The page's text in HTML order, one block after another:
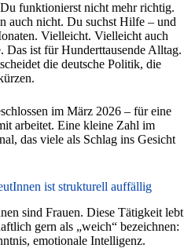
funktionierst nicht mehr richtig.
auch nicht. Du suchst Hilfe – und
Vielleicht. Vielleicht auch
Das ist für Hunderttausende Alltag.
die deutsche Politik, die
im März 2026 – für eine
arbeitet. Eine kleine Zahl im
das viele als Schlag ins Gesicht
ist strukturell auffällig
sind Frauen. Diese Tätigkeit lebt
gern als „weich“ bezeichnen:
emotionale Intelligenz.